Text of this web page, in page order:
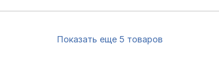
Показать еще 5 товаров